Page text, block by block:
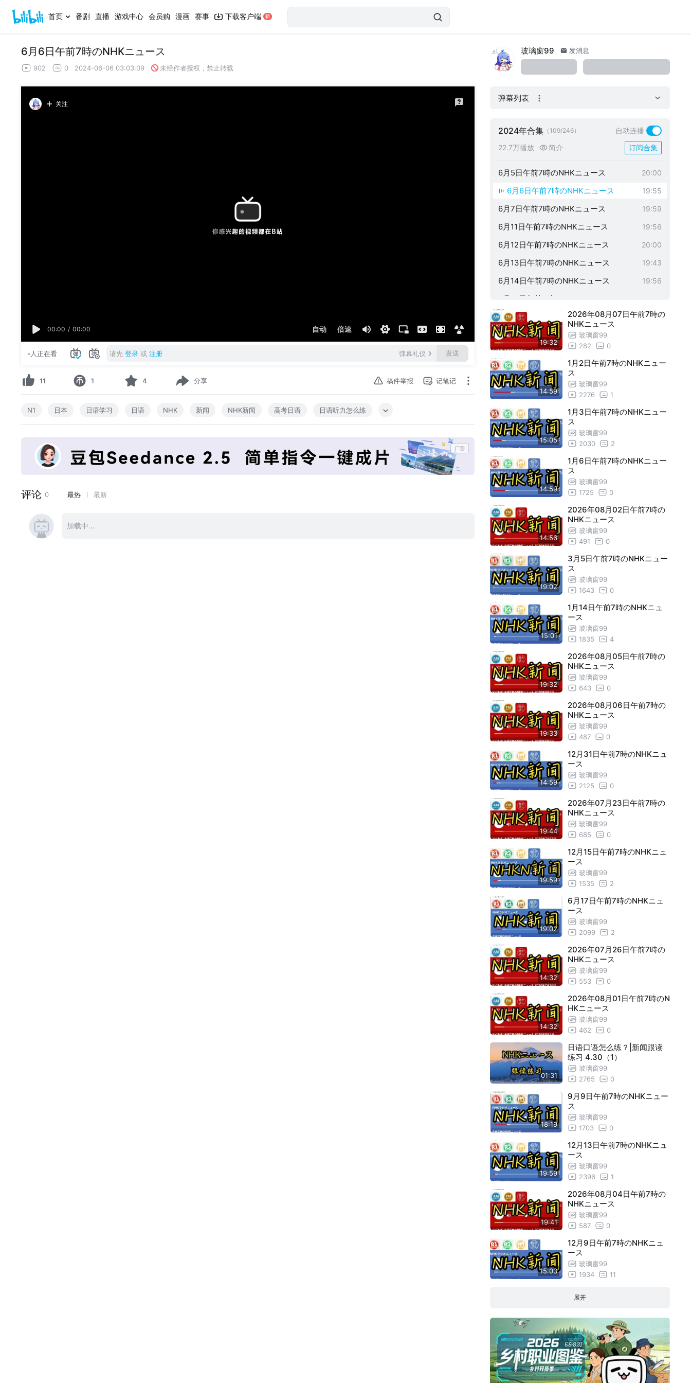
首页 番剧 直播 游戏中心 会员购 漫画 赛事 下载客户端
6月6日午前7時のNHKニュース
902 0 2024-06-06 03:03:09 未经作者授权，禁止转载
关注
00:00 / 00:00 自动 倍速
-人正在看 请先 登录 或 注册 弹幕礼仪 发送
11 1 4 分享 稿件举报 记笔记
N1 日本 日语学习 日语 NHK 新闻 NHK新闻 高考日语 日语听力怎么练
玻璃窗99 发消息
弹幕列表
2024年合集 （109/246）
自动连播
22.7万播放
简介 订阅合集
5月27日午前7時のNHKニュース
5月28日午前7時のNHKニュース
5月30日午前7時のNHKニュース 19:54
6月3日午前7時のNHKニュース 19:53
6月4日午前7時のNHKニュース 17:39
6月5日午前7時のNHKニュース 20:00
6月6日午前7時のNHKニュース 19:55
6月7日午前7時のNHKニュース 19:59
6月11日午前7時のNHKニュース 19:56
6月12日午前7時のNHKニュース 20:00
6月13日午前7時のNHKニュース 19:43
6月14日午前7時のNHKニュース 19:56
6月17日午前7時のNHKニュース
6月18日午前7時のNHKニュース 19:56
6月19日午前7時のNHKニュース
6月20日午前7時のNHKニュース
6月21日午前7時のNHKニュース
6月24日午前7時のNHKニュース
6月25日午前7時のNHKニュース
6月26日午前7時のNHKニュース
6月27日午前7時のNHKニュース
6月28日午前7時のNHKニュース 19:53
7月1日午前7時のNHKニュース
7月2日午前7時のNHKニュース
7月3日午前7時のNHKニュース 19:55
7月4日午前7時のNHKニュース
7月8日午前7時のNHKニュース
7月9日午前7時のNHKニュース
7月10日午前7時のNHKニュース 19:56
7月11日午前7時のNHKニュース
7月12日午前7時のNHKニュース
7月15日午前7時のNHKニュース 14:58
7月16日午前7時のNHKニュース
7月17日午前7時のNHKニュース
7月18日午前7時のNHKニュース
7月19日午前7時のNHKニュース
7月22日午前7時のNHKニュース
7月23日午前7時のNHKニュース
7月24日午前7時のNHKニュース
7月25日午前7時のNHKニュース 19:06
7月26日午前7時のNHKニュース
7月29日午前7時のNHKニュース
7月30日午前7時のNHKニュース 18:59
7月31日午前7時のNHKニュース
8月2日午前7時のNHKニュース
8月5日午前7時のNHKニュース
8月6日午前7時のNHKニュース 18:18
8月7日午前7時のNHKニュース
8月8日午前7時のNHKニュース
8月9日午前7時のNHKニュース 18:47
8月12日午前7時のNHKニュース
8月13日午前7時のNHKニュース
8月14日午前7時のNHKニュース
8月15日午前7時のNHKニュース
8月16日午前7時のNHKニュース
8月19日午前7時のNHKニュース
8月20日午前7時のNHKニュース
8月21日午前7時のNHKニュース 19:59
8月22日午前7時のNHKニュース
8月27日午前7時のNHKニュース
8月28日午前7時のNHKニュース 20:01
8月29日午前7時のNHKニュース
9月2日午前7時のNHKニュース
9月3日午前7時のNHKニュース
9月6日午前7時のNHKニュース
9月9日午前7時のNHKニュース 18:19
9月10日午前7時のNHKニュース 20:01
9月11日午前7時のNHKニュース 19:57
19:32
2026年08月07日午前7時の
NHKニュース
玻璃窗99
282
0
14:59
1月2日午前7時のNHKニュー
ス
玻璃窗99
2276
1
15:05
1月3日午前7時のNHKニュー
ス
玻璃窗99
2030
2
14:59
1月6日午前7時のNHKニュー
ス
玻璃窗99
1725
0
14:56
2026年08月02日午前7時の
NHKニュース
玻璃窗99
491
0
19:02
3月5日午前7時のNHKニュー
ス
玻璃窗99
1643
0
15:01
1月14日午前7時のNHKニュ
ース
玻璃窗99
1835
4
19:32
2026年08月05日午前7時の
NHKニュース
玻璃窗99
643
0
19:33
2026年08月06日午前7時の
NHKニュース
玻璃窗99
487
0
14:59
12月31日午前7時のNHKニュ
ース
玻璃窗99
2125
0
19:44
2026年07月23日午前7時の
NHKニュース
玻璃窗99
685
0
19:59
12月15日午前7時のNHKニュ
ース
玻璃窗99
1535
2
19:02
6月17日午前7時のNHKニュ
ース
玻璃窗99
2099
2
14:32
2026年07月26日午前7時の
NHKニュース
玻璃窗99
553
0
14:32
2026年08月01日午前7時のN
HKニュース
玻璃窗99
462
0
01:31
日语口语怎么练？|新闻跟读
练习 4.30（1）
玻璃窗99
2765
0
18:19
9月9日午前7時のNHKニュー
ス
玻璃窗99
1703
0
19:59
12月13日午前7時のNHKニュ
ース
玻璃窗99
2396
1
19:41
2026年08月04日午前7時の
NHKニュース
玻璃窗99
587
0
15:03
12月9日午前7時のNHKニュ
ース
玻璃窗99
1934
11
展开